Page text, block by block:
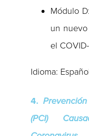
Módulo
un
el
Idioma:
4.
(PCI)